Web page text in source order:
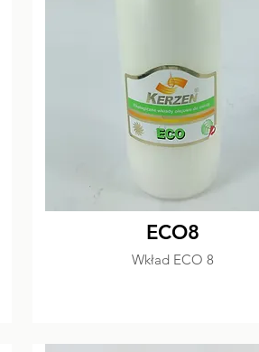
ECO8
Wkład ECO 8